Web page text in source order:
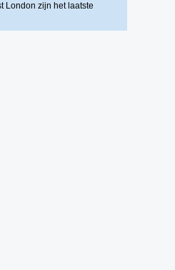
London zijn het laatste